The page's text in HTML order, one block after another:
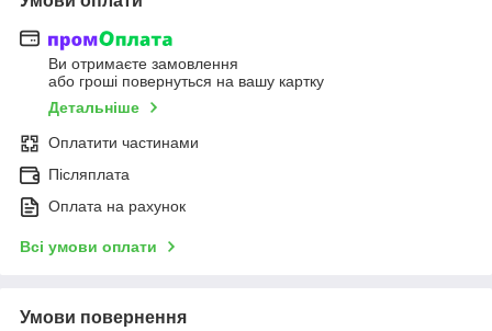
Ви отримаєте замовлення
або гроші повернуться на вашу картку
Детальніше
Оплатити частинами
Післяплата
Оплата на рахунок
Всі умови оплати
Умови повернення